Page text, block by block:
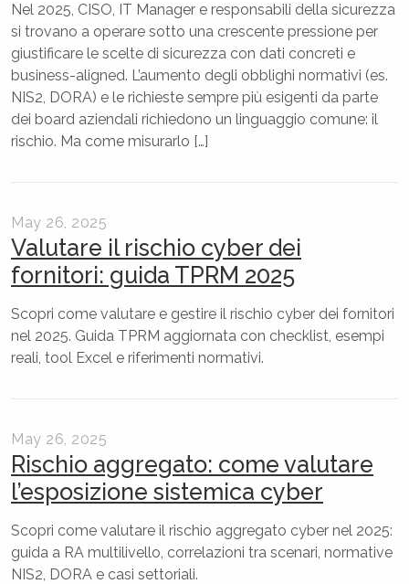
Nel 2025, CISO, IT Manager e responsabili della sicurezza
si trovano a operare sotto una crescente pressione per
giustificare le scelte di sicurezza con dati concreti e
business-aligned. L’aumento degli obblighi normativi (es.
NIS2, DORA) e le richieste sempre più esigenti da parte
dei board aziendali richiedono un linguaggio comune: il
rischio. Ma come misurarlo […]
May 26, 2025
Valutare il rischio cyber dei
fornitori: guida TPRM 2025
Scopri come valutare e gestire il rischio cyber dei fornitori
nel 2025. Guida TPRM aggiornata con checklist, esempi
reali, tool Excel e riferimenti normativi.
May 26, 2025
Rischio aggregato: come valutare
l’esposizione sistemica cyber
Scopri come valutare il rischio aggregato cyber nel 2025:
guida a RA multilivello, correlazioni tra scenari, normative
NIS2, DORA e casi settoriali.